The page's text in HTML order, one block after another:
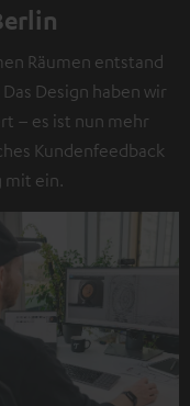
Räumen entstand
Design haben wir
– es ist nun mehr
Kundenfeedback
mit ein.